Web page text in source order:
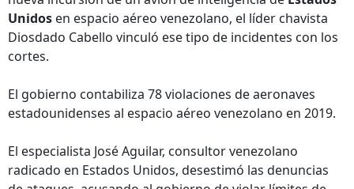
Unidos en espacio aéreo venezolano, el líder chavista
Diosdado Cabello vinculó ese tipo de incidentes con los
cortes.
El gobierno contabiliza 78 violaciones de aeronaves
estadounidenses al espacio aéreo venezolano en 2019.
El especialista José Aguilar, consultor venezolano
radicado en Estados Unidos, desestimó las denuncias